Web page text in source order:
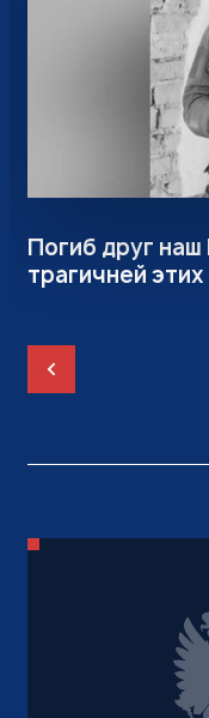
Погиб друг
трагичней
Назад